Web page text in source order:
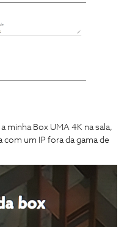
minha Box UMA 4K na sala,
com um IP fora da gama de